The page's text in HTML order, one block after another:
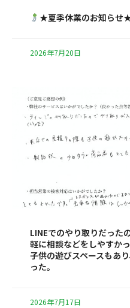
★夏季休業のお知らせ
2026年7月20日
LINEでのやり取りだった
軽に相談などをしやすか
子供の遊びスペースもあ
った。
2026年7月17日